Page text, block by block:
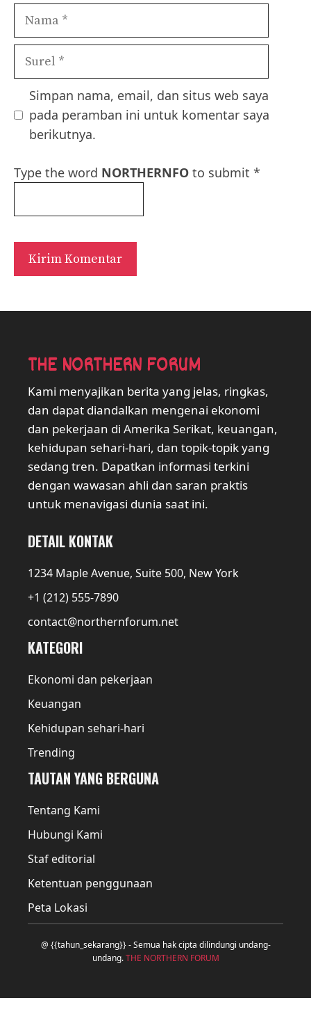
Nama
Surel
Simpan nama, email, dan situs web saya
pada peramban ini untuk komentar saya
berikutnya.
Type the word NORTHERNFO to submit *
THE NORTHERN FORUM
Kami menyajikan berita yang jelas, ringkas,
dan dapat diandalkan mengenai ekonomi
dan pekerjaan di Amerika Serikat, keuangan,
kehidupan sehari-hari, dan topik-topik yang
sedang tren. Dapatkan informasi terkini
dengan wawasan ahli dan saran praktis
untuk menavigasi dunia saat ini.
DETAIL KONTAK
1234 Maple Avenue, Suite 500, New York
+1 (212) 555-7890
contact@northernforum.net
KATEGORI
Ekonomi dan pekerjaan
Keuangan
Kehidupan sehari-hari
Trending
TAUTAN YANG BERGUNA
Tentang Kami
Hubungi Kami
Staf editorial
Ketentuan penggunaan
Peta Lokasi
@ {{tahun_sekarang}} - Semua hak cipta dilindungi undang-
undang.THE NORTHERN FORUM